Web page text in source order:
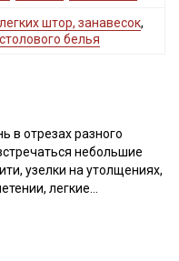
штор, занавесок,
белья
в отрезах разного
небольшие
узелки на утолщениях,
легкие
до 5см от кромки,